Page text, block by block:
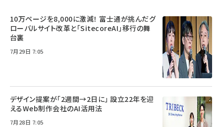
10万ページを8,000に激減！ 富士通が挑んだグ
ローバルサイト改革と「SitecoreAI」移行の舞
台裏
7月29日 7:05
デザイン提案が「2週間→2日に」 設立22年を迎
えるWeb制作会社のAI活用法
7月28日 7:05